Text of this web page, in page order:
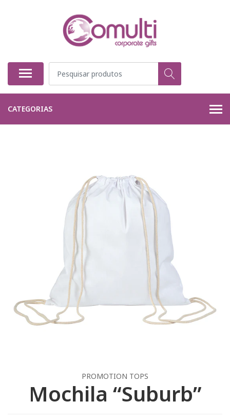
CATEGORIAS
PROMOTION TOPS
Mochila “Suburb”